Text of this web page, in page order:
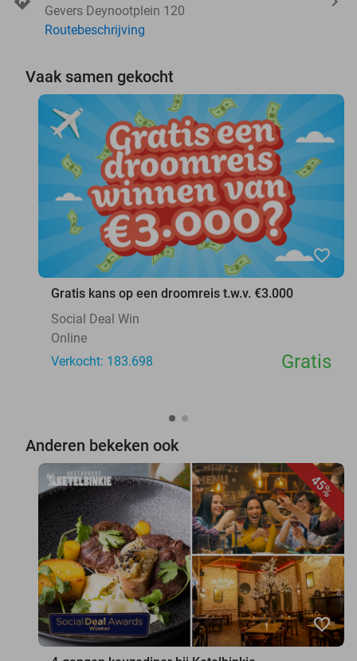
Gevers Deynootplein 120
Routebeschrijving
Vaak samen gekocht
favorite_border
Gratis kans op een droomreis t.w.v. €3.000
Social Deal Win
Online
Verkocht: 183.698
Gratis
Anderen bekeken ook
45%
favorite_border